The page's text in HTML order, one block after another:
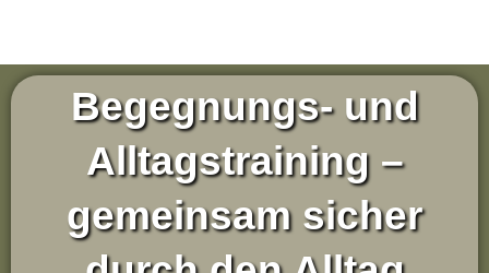
Begegnungs- und
Alltagstraining –
gemeinsam sicher